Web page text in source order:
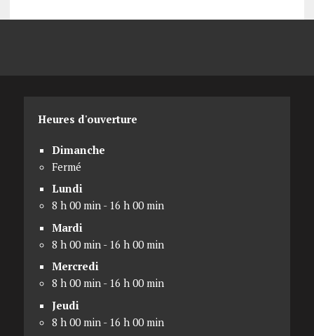
Heures d'ouverture
Dimanche
Fermé
Lundi
8 h 00 min - 16 h 00 min
Mardi
8 h 00 min - 16 h 00 min
Mercredi
8 h 00 min - 16 h 00 min
Jeudi
8 h 00 min - 16 h 00 min